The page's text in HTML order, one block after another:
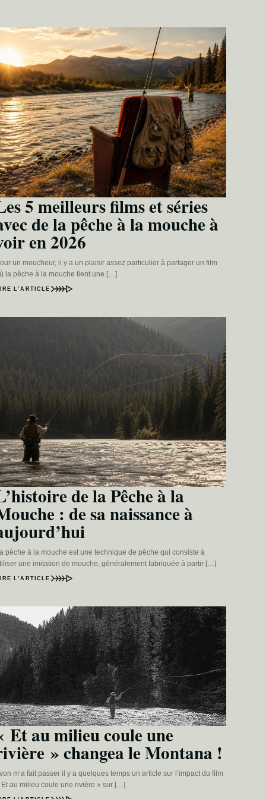
5 meilleurs films et séries
de la pêche à la mouche à
en 2026
un moucheur, il y a un plaisir assez particulier à partager un film
la pêche à la mouche tient une […]
L’ARTICLE
de la Pêche à la
: de sa naissance à
pêche à la mouche est une technique de pêche qui consiste à
une imitation de mouche, généralement fabriquée à partir […]
L’ARTICLE
Et au milieu coule une
» changea le Montana !
m’a fait passer il y a quelques temps un article sur l’impact du film
Et au milieu coule une rivière » sur […]